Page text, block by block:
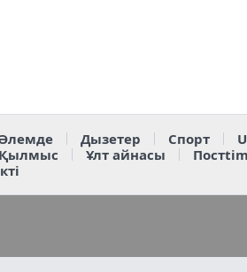
Дызетер Спорт
Қылмыс Ұлт айнасы